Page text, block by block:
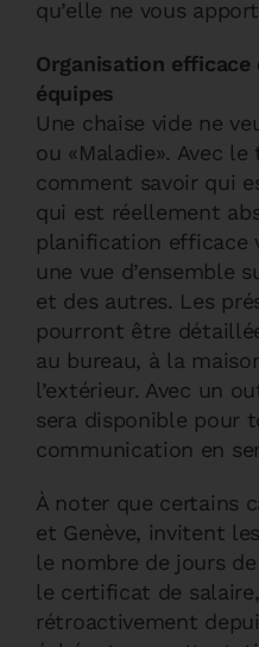
qu’elle ne vous
Organisation efficace
équipes
Une chaise vide ne
ou «Maladie». Avec
comment savoir qui
qui est réellement
planification efficace
une vue d’ensemble
et des autres. Les
pourront être
au bureau, à la
l’extérieur. Avec un
sera disponible pour
communication en
À noter que certains
et Genève, invitent
le nombre de jours
le certificat de
rétroactivement